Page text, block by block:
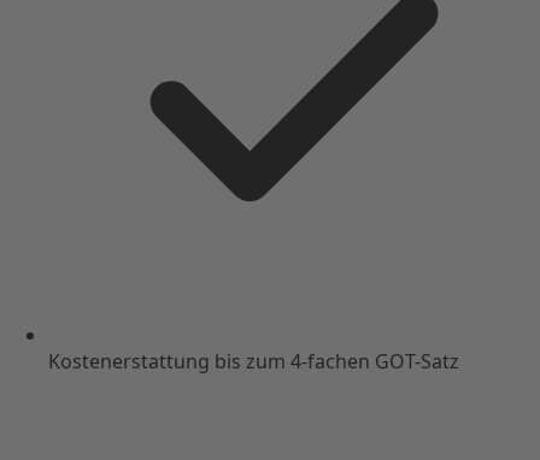
Kostenerstattung bis zum 4-fachen GOT-Satz